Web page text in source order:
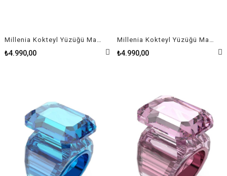
Millenia Kokteyl Yüzüğü Mavi Üçgen Kristaller Rodyum Kaplama Size 50
₺4.990,00
Millenia Kokteyl Yüzüğü Mavi Üçgen Kristaller Rodyum Kaplama Size 60
₺4.990,00